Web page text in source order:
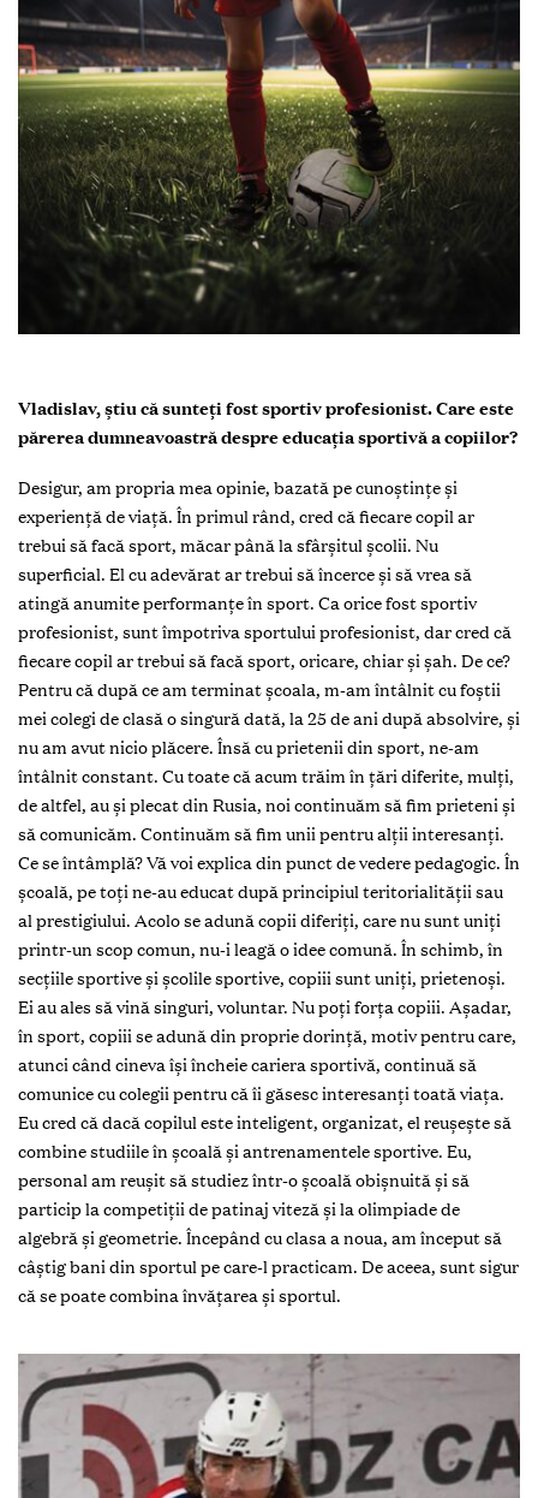
Vladislav, știu că sunteți fost sportiv profesionist. Care este
părerea dumneavoastră despre educația sportivă a copiilor?
Desigur, am propria mea opinie, bazată pe cunoștințe și
experiență de viață. În primul rând, cred că fiecare copil ar
trebui să facă sport, măcar până la sfârșitul școlii. Nu
superficial. El cu adevărat ar trebui să încerce și să vrea să
atingă anumite performanțe în sport. Ca orice fost sportiv
profesionist, sunt împotriva sportului profesionist, dar cred că
fiecare copil ar trebui să facă sport, oricare, chiar și șah. De ce?
Pentru că după ce am terminat școala, m-am întâlnit cu foștii
mei colegi de clasă o singură dată, la 25 de ani după absolvire, și
nu am avut nicio plăcere. Însă cu prietenii din sport, ne-am
întâlnit constant. Cu toate că acum trăim în țări diferite, mulți,
de altfel, au și plecat din Rusia, noi continuăm să fim prieteni și
să comunicăm. Continuăm să fim unii pentru alții interesanți.
Ce se întâmplă? Vă voi explica din punct de vedere pedagogic. În
școală, pe toți ne-au educat după principiul teritorialității sau
al prestigiului. Acolo se adună copii diferiți, care nu sunt uniți
printr-un scop comun, nu-i leagă o idee comună. În schimb, în
secțiile sportive și școlile sportive, copiii sunt uniți, prietenoși.
Ei au ales să vină singuri, voluntar. Nu poți forța copiii. Așadar,
în sport, copiii se adună din proprie dorință, motiv pentru care,
atunci când cineva își încheie cariera sportivă, continuă să
comunice cu colegii pentru că îi găsesc interesanți toată viața.
Eu cred că dacă copilul este inteligent, organizat, el reușește să
combine studiile în școală și antrenamentele sportive. Eu,
personal am reușit să studiez într-o școală obișnuită și să
particip la competiții de patinaj viteză și la olimpiade de
algebră și geometrie. Începând cu clasa a noua, am început să
câștig bani din sportul pe care-l practicam. De aceea, sunt sigur
că se poate combina învățarea și sportul.